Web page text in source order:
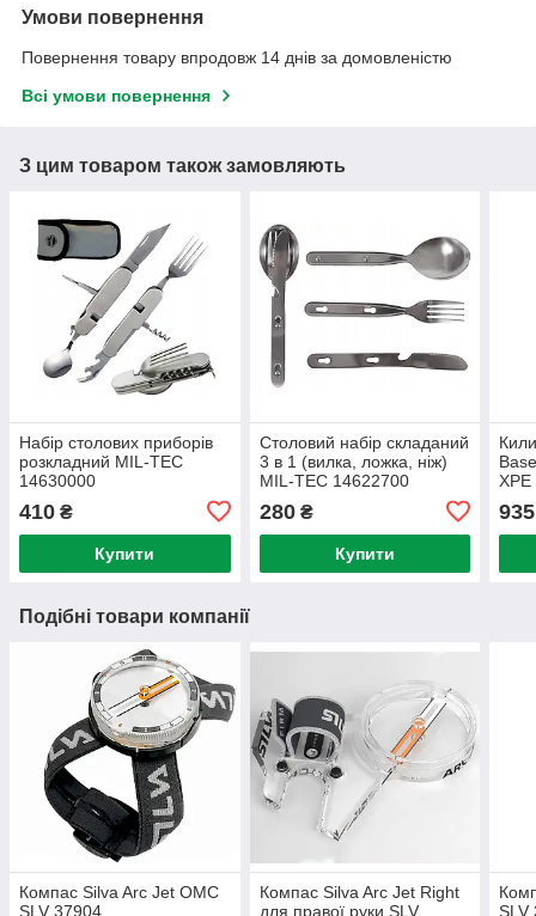
Умови повернення
Повернення товару впродовж 14 днів за домовленістю
Всі умови повернення
З цим товаром також замовляють
Набір столових приборів
розкладний MIL-TEC
14630000
410 ₴
Купити
Столовий набір складаний
3 в 1 (вилка, ложка, ніж)
MIL-TEC 14622700
280₴
Купити
935
Подібні товари компанії
Компас Silva Arc Jet OMC
SLV 37904
Компас Silva Arc Jet Right
для правої руки SLV
SLV